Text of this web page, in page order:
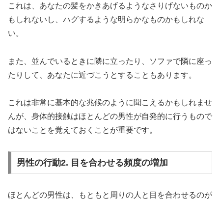
これは、あなたの髪をかきあげるようなさりげないものか
もしれないし、ハグするような明らかなものかもしれな
い。
また、並んでいるときに隣に立ったり、ソファで隣に座っ
たりして、あなたに近づこうとすることもあります。
これは非常に基本的な兆候のように聞こえるかもしれませ
んが、身体的接触はほとんどの男性が自発的に行うもので
はないことを覚えておくことが重要です。
男性の行動2. 目を合わせる頻度の増加
ほとんどの男性は、もともと周りの人と目を合わせるのが